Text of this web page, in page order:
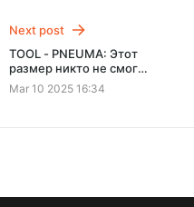
Next post
TOOL - PNEUMA: Этот
размер никто не смог
посчитать. Как записывать
сложные размер?
Mar 10 2025 16:34